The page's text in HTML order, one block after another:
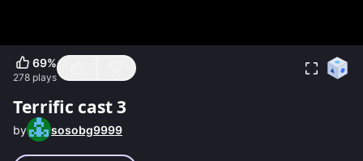
69%
278 plays
Terrific cast 3
by sosobg9999